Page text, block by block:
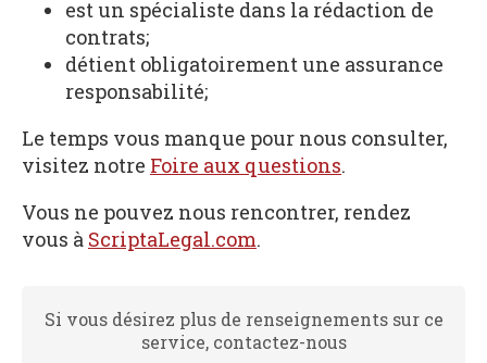
est un spécialiste dans la rédaction de
contrats;
détient obligatoirement une assurance
responsabilité;
Le temps vous manque pour nous consulter,
visitez notre Foire aux questions.
Vous ne pouvez nous rencontrer, rendez
vous à ScriptaLegal.com.
Si vous désirez plus de renseignements sur ce
service, contactez-nous